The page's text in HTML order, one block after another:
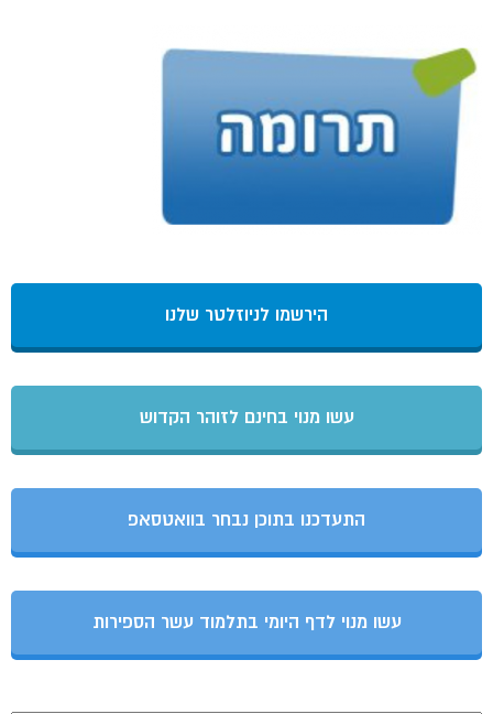
הירשמו לניוזלטר שלנו
עשו מנוי בחינם לזוהר הקדוש
התעדכנו בתוכן נבחר בוואטסאפ
עשו מנוי לדף היומי בתלמוד עשר הספירות